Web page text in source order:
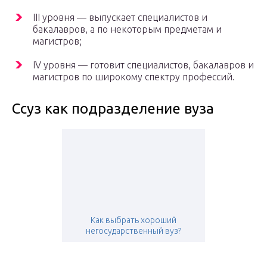
ІІІ уровня — выпускает специалистов и
бакалавров, а по некоторым предметам и
магистров;
ІV уровня — готовит специалистов, бакалавров и
магистров по широкому спектру профессий.
Ссуз как подразделение вуза
Как выбрать хороший
негосударственный вуз?